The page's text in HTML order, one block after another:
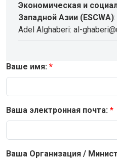
Экономическая и
Западной Азии (ESCWA):
Adel Alghaberi: al-
Ваше имя:
Ваша электронная почта:
Ваша Организация /